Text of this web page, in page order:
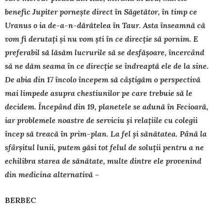
benefic Jupiter pornește direct în Săgetător, în timp ce
Uranus o ia de-a-n-dă­rătelea în Taur. Asta înseamnă că
vom fi derutați și nu vom ști în ce direcție să pornim. E
preferabil să lăsăm lucrurile să se desfășoare, încercând
să ne dăm seama în ce direcție se îndreaptă ele de la sine.
De abia din 17 încolo începem să câștigăm o perspectivă
mai limpede asupra chestiunilor pe care trebuie să le
decidem. Începând din 19, planetele se adună în Fecioară,
iar problemele noastre de serviciu și relațiile cu colegii
încep să treacă în prim-plan. La fel și sănătatea. Până la
sfârșitul lunii, putem găsi tot felul de soluții pentru a ne
echilibra starea de sănătate, multe dintre ele provenind
din medicina alternativă –
BERBEC